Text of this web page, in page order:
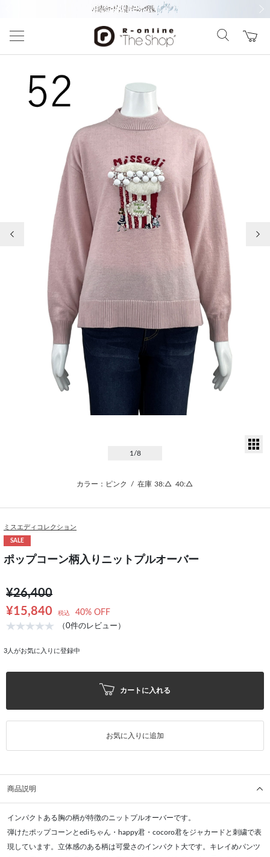
1 /8
カラー：ピンク / 在庫 38:△ 40:△
ミスエディコレクション
SALE
ポップコーン柄入りニットプルオーバー
¥26,400
¥15,840
税込 40% OFF
（0件のレビュー）
3 人がお気に入りに登録中
カートに入れる
お気に入りに追加
商品説明
インパクトある胸の柄が特徴のニットプルオーバーです。
弾けたポップコーンとediちゃん・happy君・cocoro君をジャカードと刺繍で表
現しています。立体感のある柄は可愛さのインパクト大です。キレイめパンツ